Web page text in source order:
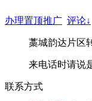
办理置顶推广 评论↓
藁城韵达片区
来电话时请说
联系方式